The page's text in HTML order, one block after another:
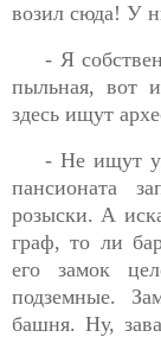
возил сюда! У
- Я
пыльная, вот
здесь ищут
- Не ищут
пансионата
розыски. А
граф, то ли
его замок
подземные.
башня. Ну,